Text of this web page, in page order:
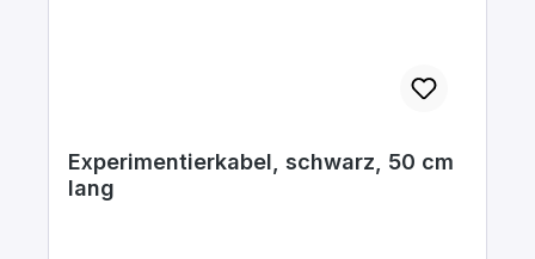
Experimentierkabel, schwarz, 50 cm
lang